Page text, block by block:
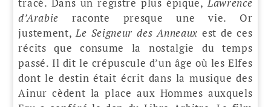
d’Arabie raconte presque une vie. Or
justement,Le Seigneur des Anneauxest de ces
récits que consume la nostalgie du temps
passé. Il dit le crépuscule d’un âge où les Elfes
dont le destin était écrit dans la musique des
Ainur cèdent la place aux Hommes auxquels